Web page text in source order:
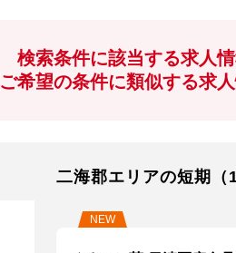
検索条件に該当する求人
ご希望の条件に類似する求
二海郡エリアの短期（
NEW